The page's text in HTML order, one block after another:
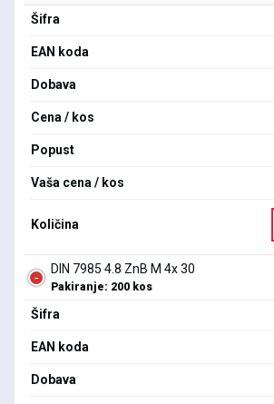
Šifra
EAN koda
Dobava
Cena / kos
Popust
Vaša cena / kos
Količina
DIN 7985 4.8 ZnB M 4x 30
Pakiranje: 200 kos
Šifra
EAN koda
Dobava